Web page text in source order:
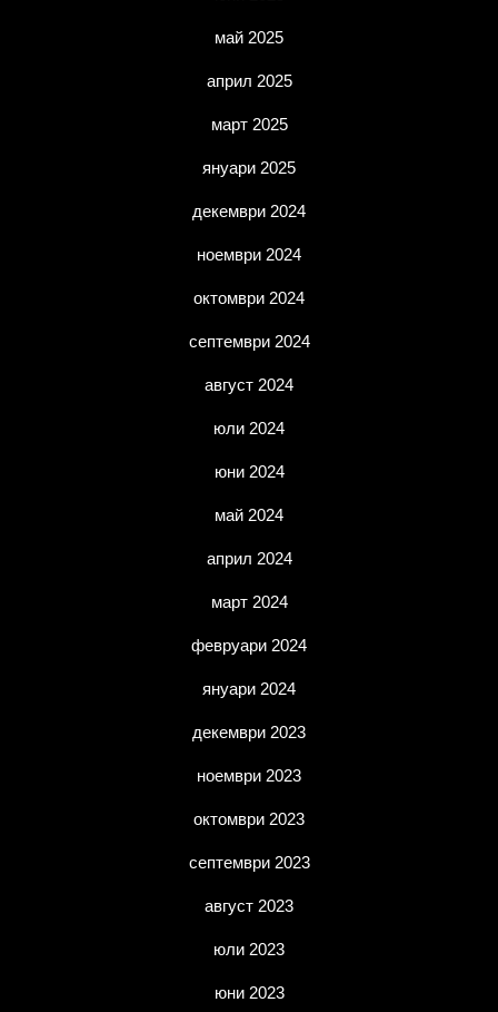
май 2025
април 2025
март 2025
януари 2025
декември 2024
ноември 2024
октомври 2024
септември 2024
август 2024
юли 2024
юни 2024
май 2024
април 2024
март 2024
февруари 2024
януари 2024
декември 2023
ноември 2023
октомври 2023
септември 2023
август 2023
юли 2023
юни 2023